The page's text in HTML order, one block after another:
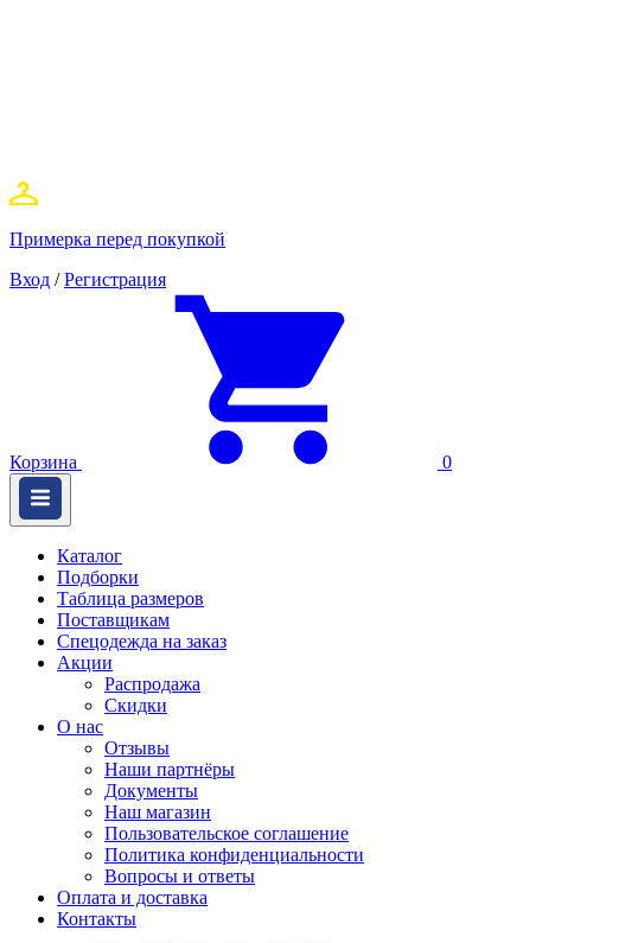
Примерка перед покупкой
Вход / Регистрация
Корзина 0
Каталог
Подборки
Таблица размеров
Поставщикам
Спецодежда на заказ
Акции
Распродажа
Скидки
О нас
Отзывы
Наши партнёры
Документы
Наш магазин
Пользовательское соглашение
Политика конфиденциальности
Вопросы и ответы
Оплата и доставка
Контакты